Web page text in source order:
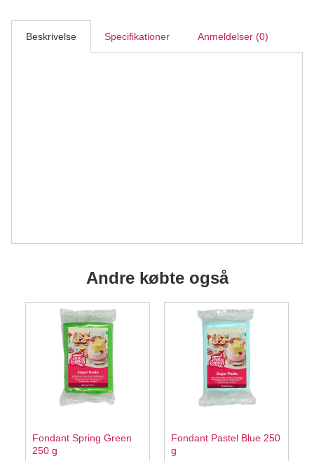
Beskrivelse Specifikationer Anmeldelser (0)
Andre købte også
Fondant Spring Green
250 g
Fondant Pastel Blue 250
g